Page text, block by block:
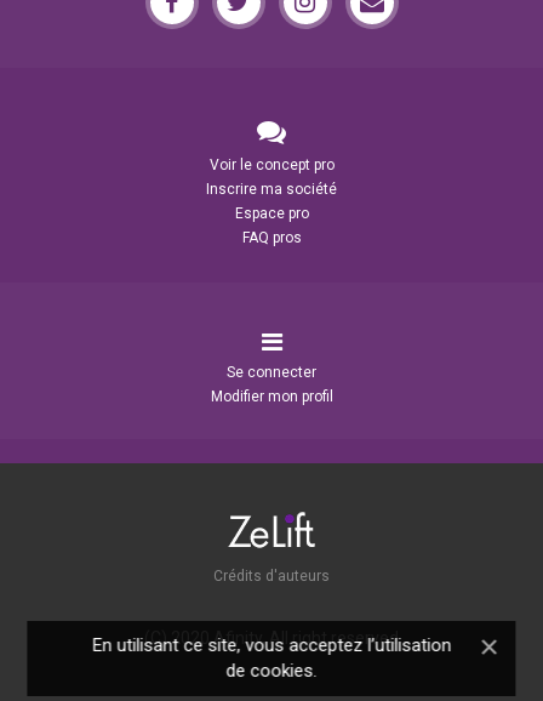
Leaflet| ©OpenStreetMap
Voir le concept pro
Inscrire ma société
Espace pro
FAQ pros
Se connecter
Modifier mon profil
Crédits d'auteurs
(C) 2020 Afinity, All right reserved
En utilisant ce site, vous acceptez l’utilisation
de cookies.
×